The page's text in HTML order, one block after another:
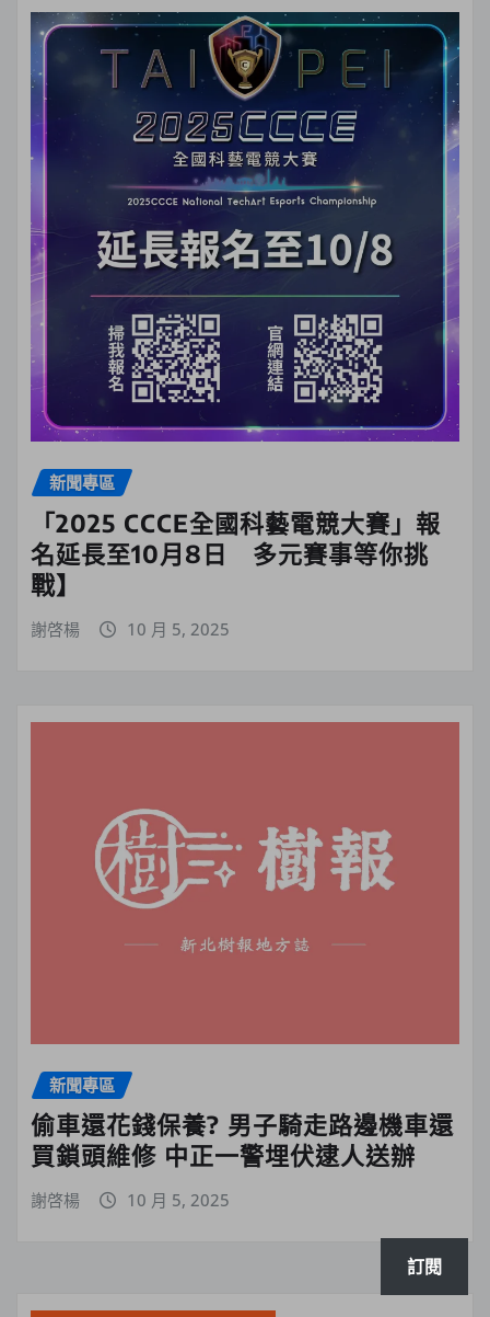
新聞專區
「2025 CCCE全國科藝電競大賽」報
名延長至10月8日 多元賽事等你挑
戰】
謝啓楊 10 月 5, 2025
新聞專區
偷車還花錢保養? 男子騎走路邊機車還
買鎖頭維修 中正一警埋伏逮人送辦
謝啓楊 10 月 5, 2025
訂閱